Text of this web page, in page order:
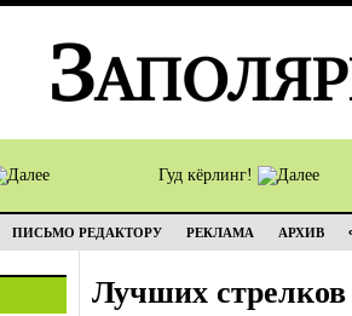
Гуд кёрлинг!
ПИСЬМО РЕДАКТОРУ РЕКЛАМА АРХИВ
Лучших